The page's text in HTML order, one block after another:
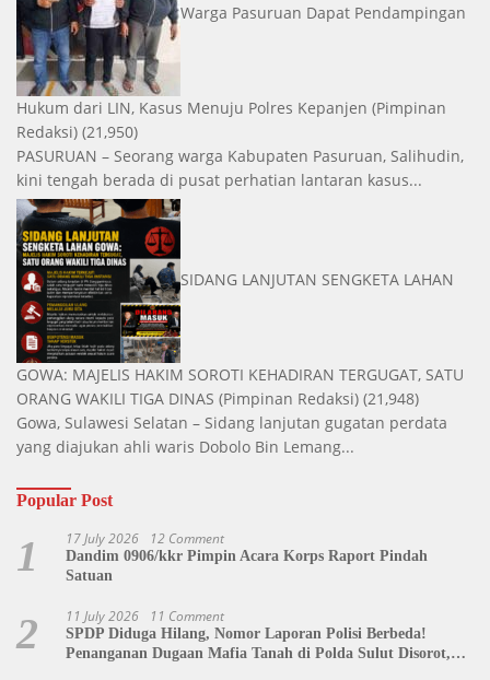
Warga Pasuruan Dapat Pendampingan
Hukum dari LIN, Kasus Menuju Polres Kepanjen (Pimpinan
Redaksi) (21,950)
PASURUAN – Seorang warga Kabupaten Pasuruan, Salihudin,
kini tengah berada di pusat perhatian lantaran kasus...
SIDANG LANJUTAN SENGKETA LAHAN
GOWA: MAJELIS HAKIM SOROTI KEHADIRAN TERGUGAT, SATU
ORANG WAKILI TIGA DINAS (Pimpinan Redaksi) (21,948)
Gowa, Sulawesi Selatan – Sidang lanjutan gugatan perdata
yang diajukan ahli waris Dobolo Bin Lemang...
Popular Post
1 17 July 2026 12 Comment
Dandim 0906/kkr Pimpin Acara Korps Raport Pindah
Satuan
2 11 July 2026 11 Comment
SPDP Diduga Hilang, Nomor Laporan Polisi Berbeda!
Penanganan Dugaan Mafia Tanah di Polda Sulut Disorot,